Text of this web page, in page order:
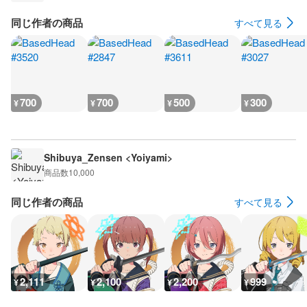
同じ作者の商品 すべて見る
¥700 ¥700 ¥500 ¥300
Shibuya_Zensen <Yoiyami>
商品数10,000
同じ作者の商品 すべて見る
¥2,111 ¥2,100 ¥2,200 ¥999